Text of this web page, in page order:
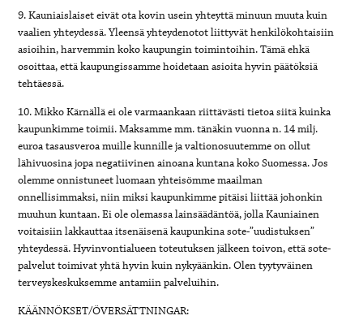
9. Kauniaislaiset eivät ota kovin usein yhteyttä minuun muuta kuin
vaalien yhteydessä. Yleensä yhteydenotot liittyvät henkilökohtaisiin
asioihin, harvemmin koko kaupungin toimintoihin. Tämä ehkä
osoittaa, että kaupungissamme hoidetaan asioita hyvin päätöksiä
tehtäessä.
10. Mikko Kärnällä ei ole varmaankaan riittävästi tietoa siitä kuinka
kaupunkimme toimii. Maksamme mm. tänäkin vuonna n. 14 milj.
euroa tasausveroa muille kunnille ja valtionosuutemme on ollut
lähivuosina jopa negatiivinen ainoana kuntana koko Suomessa. Jos
olemme onnistuneet luomaan yhteisömme maailman
onnellisimmaksi, niin miksi kaupunkimme pitäisi liittää johonkin
muuhun kuntaan. Ei ole olemassa lainsäädäntöä, jolla Kauniainen
voitaisiin lakkauttaa itsenäisenä kaupunkina sote-”uudistuksen”
yhteydessä. Hyvinvontialueen toteutuksen jälkeen toivon, että sote-
palvelut toimivat yhtä hyvin kuin nykyäänkin. Olen tyytyväinen
terveyskeskuksemme antamiin palveluihin.
KÄÄNNÖKSET/ÖVERSÄTTNINGAR: